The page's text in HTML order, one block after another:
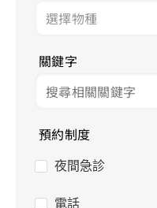
關鍵字
預約制度
夜間急診
電話